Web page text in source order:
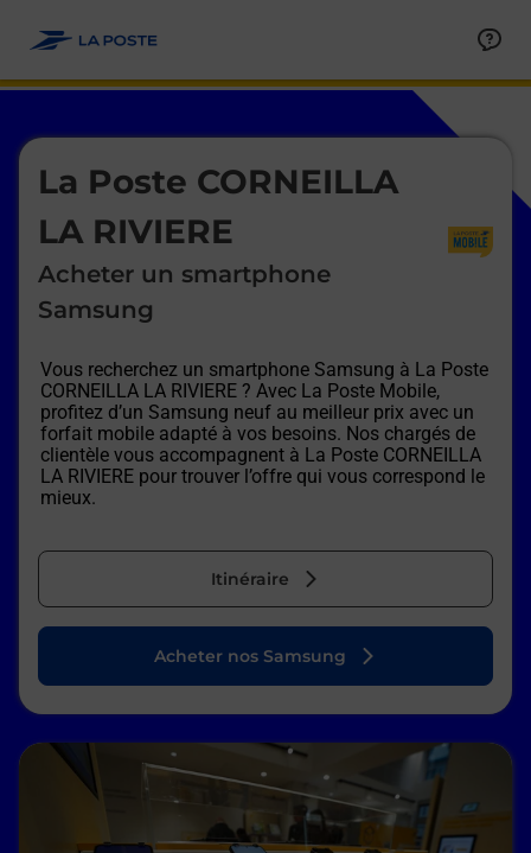
La Poste CORNEILLA
LA RIVIERE
Acheter un smartphone
Samsung
Vous recherchez un smartphone Samsung à La Poste
CORNEILLA LA RIVIERE ? Avec La Poste Mobile,
profitez d’un Samsung neuf au meilleur prix avec un
forfait mobile adapté à vos besoins. Nos chargés de
clientèle vous accompagnent à La Poste CORNEILLA
LA RIVIERE pour trouver l’offre qui vous correspond le
mieux.
Itinéraire
Le lien s'ouvre dans un nouvel onglet
Acheter nos Samsung